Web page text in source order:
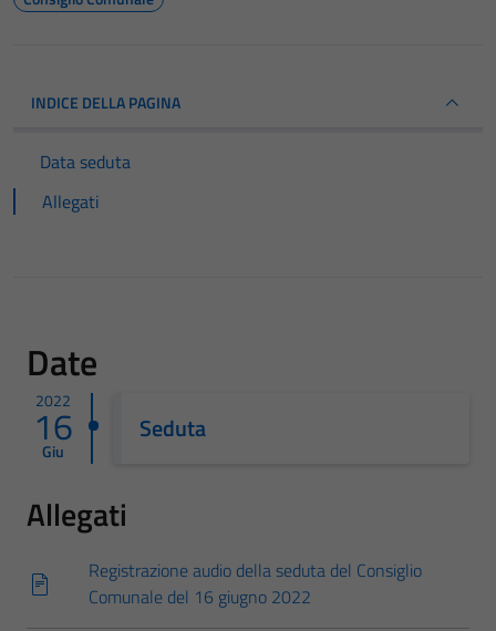
INDICE DELLA PAGINA
Data seduta
Allegati
Date
2022
16
Giu
Seduta
Allegati
Registrazione audio della seduta del Consiglio
Comunale del 16 giugno 2022